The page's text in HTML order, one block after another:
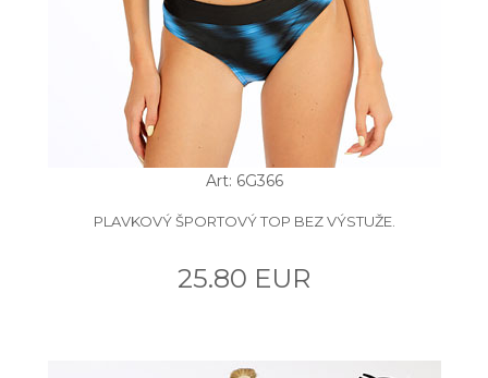
Art: 6G366
PLAVKOVÝ ŠPORTOVÝ TOP BEZ VÝSTUŽE.
25.80 EUR